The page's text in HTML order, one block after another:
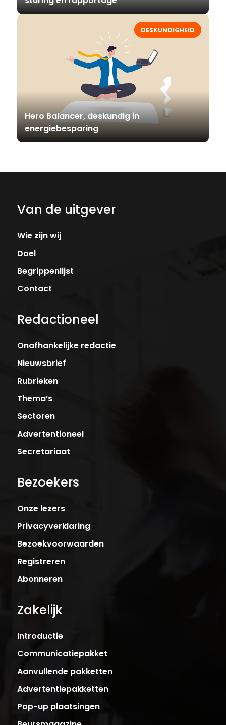
DESKUNDIGHEID
Hero Balancer, deskundig in
energiebesparing
Van de uitgever
Wie zijn wij
Doel
Begrippenlijst
Contact
Redactioneel
Onafhankelijke redactie
Nieuwsbrief
Rubrieken
Thema’s
Sectoren
Advertentioneel
Secretariaat
Bezoekers
Onze lezers
Privacyverklaring
Bezoekvoorwaarden
Registreren
Abonneren
Zakelijk
Introductie
Communicatiepakket
Aanvullende pakketten
Advertentiepakketten
Pop-up plaatsingen